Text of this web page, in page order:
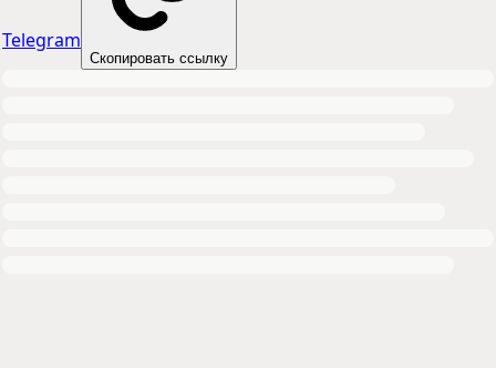
Telegram
Скопировать ссылку